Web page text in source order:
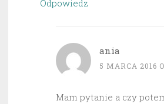
Odpowiedz
ania
5 MARCA 2016
Mam pytanie a czy